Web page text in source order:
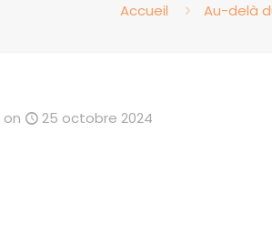
Accueil Au-delà
on 25 octobre 2024